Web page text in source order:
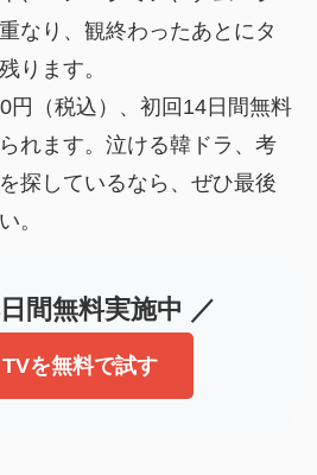
なり、観終わったあとにタ
ります。
円（税込）、初回14日間無料
れます。泣ける韓ドラ、考
探しているなら、ぜひ最後
。
間無料実施中 ／
を無料で試す